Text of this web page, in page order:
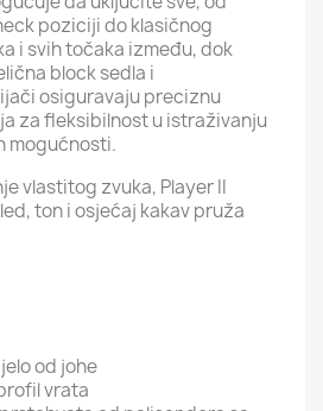
poziciji do klasičnog
i svih točaka između, dok
block sedla i
osiguravaju preciznu
za fleksibilnost u istraživanju
mogućnosti.
vlastitog zvuka, Player II
ton i osjećaj kakav pruža
od johe
vrata